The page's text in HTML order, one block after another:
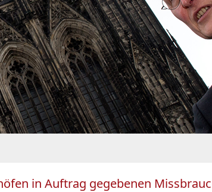
in Auftrag gegebenen